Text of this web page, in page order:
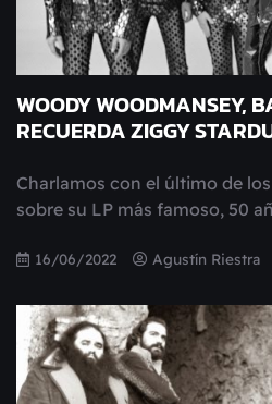
WOODY WOODMANSEY,
RECUERDA ZIGGY
Charlamos con el último de
sobre su LP más famoso, 50
16/06/2022 Agustín Riestra